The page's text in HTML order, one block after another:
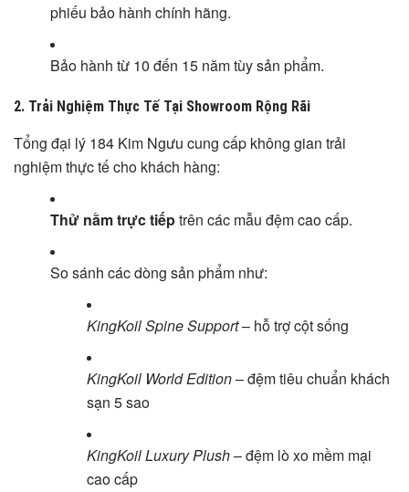
phiếu bảo hành chính hãng.
Bảo hành từ 10 đến 15 năm tùy sản phẩm.
2. Trải Nghiệm Thực Tế Tại Showroom Rộng Rãi
Tổng đại lý 184 Kim Ngưu cung cấp không gian trải
nghiệm thực tế cho khách hàng:
Thử nằm trực tiếptrên các mẫu đệm cao cấp.
So sánh các dòng sản phẩm như:
KingKoil Spine Support– hỗ trợ cột sống
KingKoil World Edition– đệm tiêu chuẩn khách
sạn 5 sao
KingKoil Luxury Plush– đệm lò xo mềm mại
cao cấp